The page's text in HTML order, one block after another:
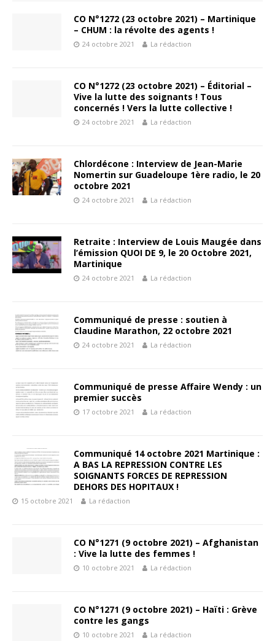
CO N°1272 (23 octobre 2021) – Martinique
– CHUM : la révolte des agents !
24 octobre 2021 La rédaction
CO N°1272 (23 octobre 2021) – Éditorial –
Vive la lutte des soignants ! Tous
concernés ! Vers la lutte collective !
24 octobre 2021 La rédaction
Chlordécone : Interview de Jean-Marie
Nomertin sur Guadeloupe 1ère radio, le 20
octobre 2021
24 octobre 2021 La rédaction
Retraite : Interview de Louis Maugée dans
l’émission QUOI DE 9, le 20 Octobre 2021,
Martinique
24 octobre 2021 La rédaction
Communiqué de presse : soutien à
Claudine Marathon, 22 octobre 2021
24 octobre 2021 La rédaction
Communiqué de presse Affaire Wendy : un
premier succès
17 octobre 2021 La rédaction
Communiqué 14 octobre 2021 Martinique :
A BAS LA REPRESSION CONTRE LES
SOIGNANTS FORCES DE REPRESSION
DEHORS DES HOPITAUX !
15 octobre 2021 La rédaction
CO N°1271 (9 octobre 2021) – Afghanistan
: Vive la lutte des femmes !
10 octobre 2021 La rédaction
CO N°1271 (9 octobre 2021) – Haïti : Grève
contre les gangs
10 octobre 2021 La rédaction